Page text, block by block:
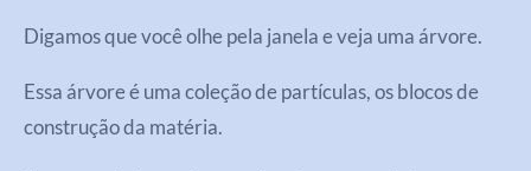
Digamos que você olhe pela janela e veja uma árvore.
Essa árvore é uma coleção de partículas, os blocos de
construção da matéria.